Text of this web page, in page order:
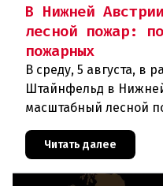
В Нижней
лесной пожар:
пожарных
В среду, 5 августа, в
Штайнфельд в
масштабный лесной
В ходе тушения
Читать далее